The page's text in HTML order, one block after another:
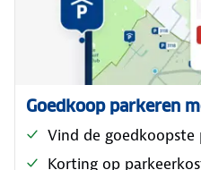
Goedkoop parkeren
Vind de goedkoopste
Korting op